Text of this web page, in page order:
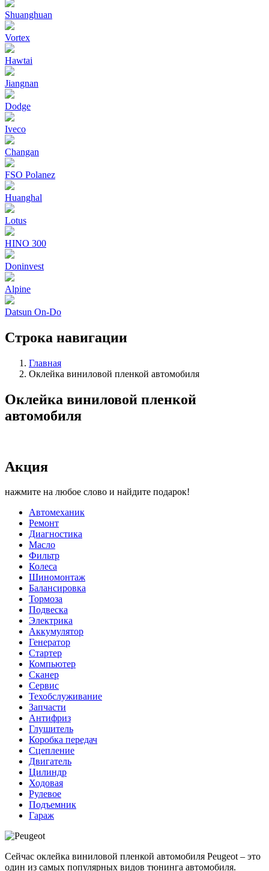
Shuanghuan
Vortex
Hawtai
Jiangnan
Dodge
Iveco
Changan
FSO Polanez
Huanghal
Lotus
HINO 300
Doninvest
Alpine
Datsun On-Do
Строка навигации
Главная
Оклейка виниловой пленкой автомобиля
Оклейка виниловой пленкой
автомобиля
Акция
нажмите на любое слово и найдите подарок!
Автомеханик
Ремонт
Диагностика
Масло
Фильтр
Колеса
Шиномонтаж
Балансировка
Тормоза
Подвеска
Электрика
Аккумулятор
Генератор
Стартер
Компьютер
Сканер
Сервис
Техобслуживание
Запчасти
Антифриз
Глушитель
Коробка передач
Сцепление
Двигатель
Цилиндр
Ходовая
Рулевое
Подъемник
Гараж
Сейчас оклейка виниловой пленкой автомобиля Peugeot – это
один из самых популярных видов тюнинга автомобиля.